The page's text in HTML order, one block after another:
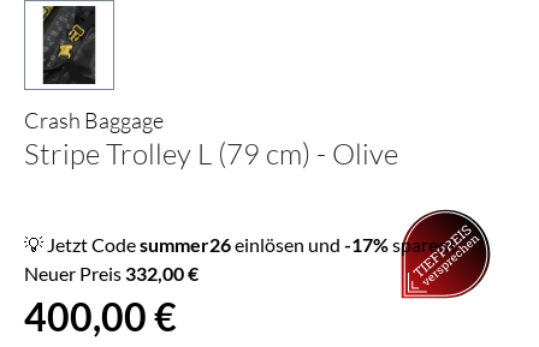
Crash Baggage
Stripe Trolley L (79 cm) - Olive
💡 Jetzt Codesummer26einlösen und -17%sparen!
Neuer Preis332,00 €
Regulärer Preis:
400,00 €